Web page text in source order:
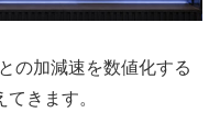
の加減速を数値化する
きます。